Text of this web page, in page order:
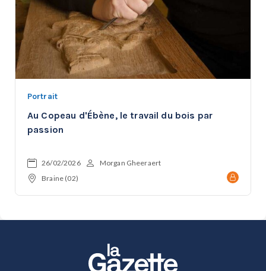
Portrait
Au Copeau d'Ébène, le travail du bois par
passion
26/02/2026
Morgan Gheeraert
Braine (02)